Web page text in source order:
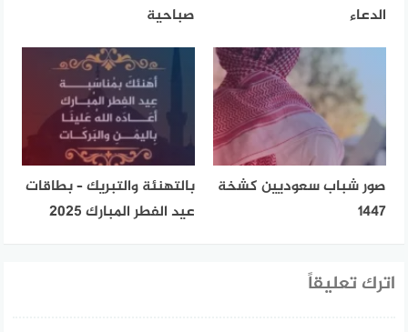
الدعاء
صباحية
صور شباب سعوديين كشخة
1447
بالتهنئة والتبريك – بطاقات
عيد الفطر المبارك 2025
اترك تعليقاً